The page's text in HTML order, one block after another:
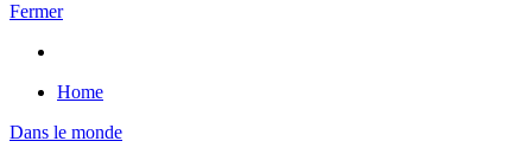
Fermer
Home
Dans le monde